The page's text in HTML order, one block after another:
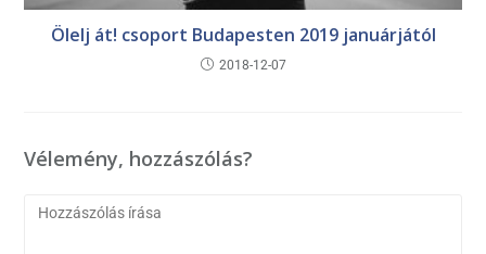
Ölelj át! csoport Budapesten 2019 januárjától
2018-12-07
Vélemény, hozzászólás?